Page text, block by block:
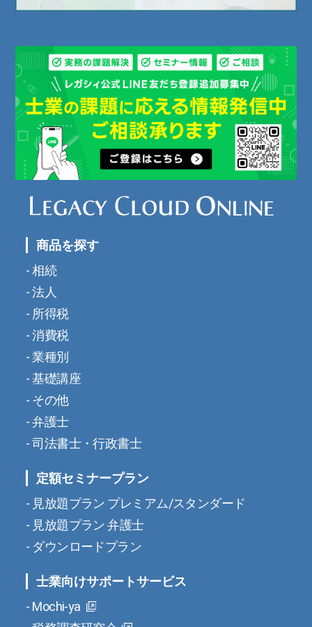
商品を探す
相続
法人
所得税
消費税
業種別
基礎講座
その他
弁護士
司法書士・行政書士
定額セミナープラン
見放題プラン プレミアム/スタンダード
見放題プラン 弁護士
ダウンロードプラン
士業向けサポートサービス
Mochi-ya